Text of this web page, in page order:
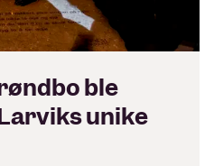
ble
unike